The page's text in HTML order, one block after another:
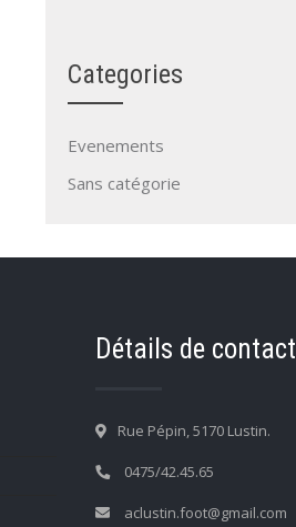
Categories
Evenements
Sans catégorie
Détails de contact
Rue Pépin, 5170 Lustin.
0475/42.45.65
aclustin.foot@gmail.com